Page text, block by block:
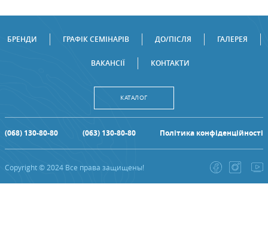
БРЕНДИ ГРАФІК СЕМІНАРІВ ДО/ПІСЛЯ ГАЛЕРЕЯ
ВАКАНСІЇ КОНТАКТИ
КАТАЛОГ
(068) 130-80-80 (063) 130-80-80 Політика конфіденційності
Copyright © 2024 Все права защищены!